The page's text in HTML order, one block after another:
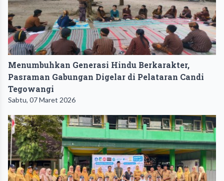
Menumbuhkan Generasi Hindu Berkarakter,
Pasraman Gabungan Digelar di Pelataran Candi
Tegowangi
Sabtu, 07 Maret 2026